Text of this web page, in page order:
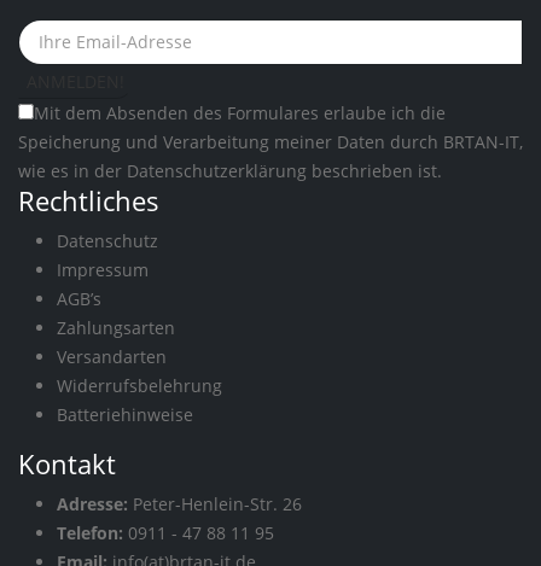
Mit dem Absenden des Formulares erlaube ich die
Speicherung und Verarbeitung meiner Daten durch BRTAN-IT,
wie es in der Datenschutzerklärung beschrieben ist.
Rechtliches
Datenschutz
Impressum
AGB’s
Zahlungsarten
Versandarten
Widerrufsbelehrung
Batteriehinweise
Kontakt
Adresse: Peter-Henlein-Str. 26
Telefon: 0911 - 47 88 11 95